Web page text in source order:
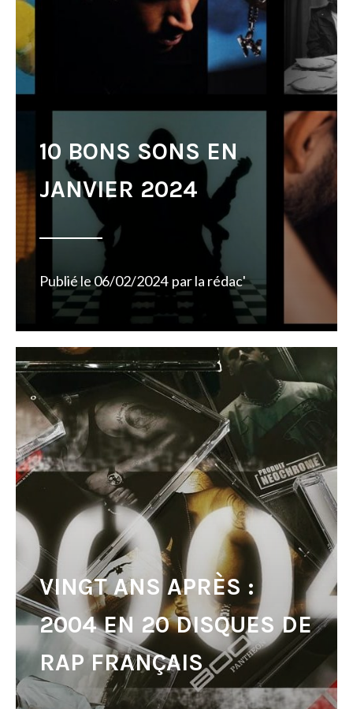
10 BONS SONS EN
JANVIER 2024
Publié le06/02/2024 parla rédac'
VINGT ANS APRÈS :
2004 EN 20 DISQUES DE
RAP FRANÇAIS